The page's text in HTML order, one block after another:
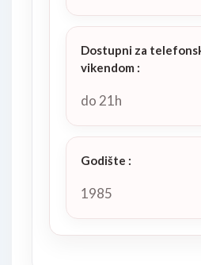
Dostupni za
vikendom :
do 21h
Godište :
1985